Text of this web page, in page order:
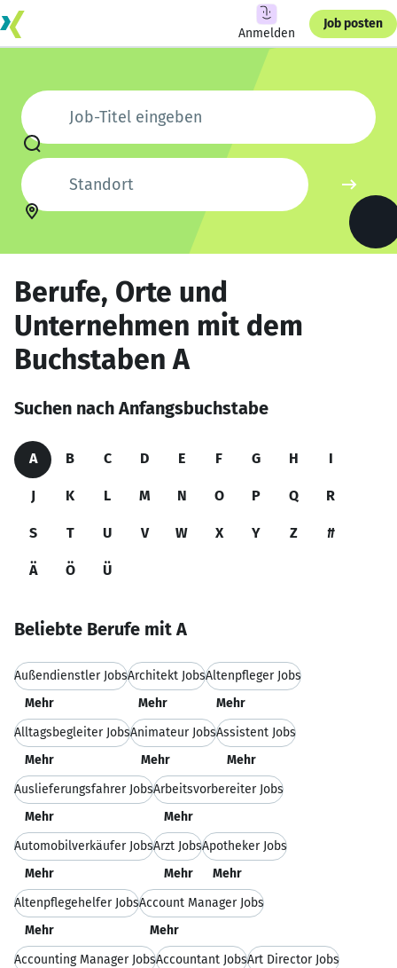
Anmelden
Job posten
Job-Titel eingeben
Standort
Berufe, Orte und
Unternehmen mit dem
Buchstaben A
Suchen nach Anfangsbuchstabe
A B C D E F G H I
J K L M N O P Q R
S T U V W X Y Z #
Ä Ö Ü
Beliebte Berufe mit A
Außendienstler Jobs
Mehr
Architekt Jobs
Mehr
Altenpfleger Jobs
Mehr
Alltagsbegleiter Jobs
Mehr
Animateur Jobs
Mehr
Assistent Jobs
Mehr
Auslieferungsfahrer Jobs
Mehr
Arbeitsvorbereiter Jobs
Mehr
Automobilverkäufer Jobs
Mehr
Arzt Jobs
Mehr
Apotheker Jobs
Mehr
Altenpflegehelfer Jobs
Mehr
Account Manager Jobs
Mehr
Accounting Manager JobsAccountant JobsArt Director Jobs